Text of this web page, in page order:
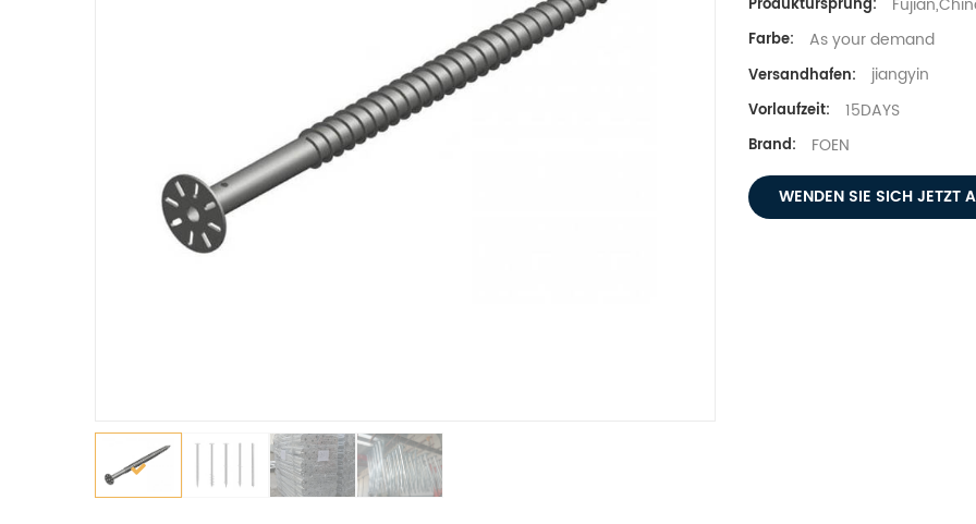
Produktursprung:
Farbe: As your demand
Versandhafen: jiangyin
Vorlaufzeit: 15DAYS
Brand: FOEN
WENDEN SIE SICH JETZT